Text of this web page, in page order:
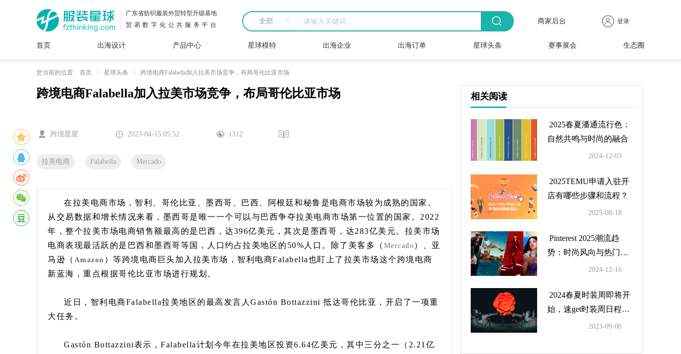
广东省纺织服装外贸转型升级基地
贸易数字化公共服务平台
商家后台 登录
首页 出海设计
面料
花型
插画
图案
服装
设计
产品中心
女装
内衣
男装
运动
服
童装
牛仔
服装
星球模特 出海企业 出海订单 星球头条
快报
电商
速递
专访
聚焦
品牌
赛事展会 生态圈
您当前的位置: 首页 星球头条 跨境电商Falabella加入拉美市场竞争，布局哥伦比亚市场
跨境电商Falabella加入拉美市场竞争，布局哥伦比亚市场
跨境星星 2023-04-15 05:52 1312
拉美电商 Falabella Mercado
在拉美电商市场，智利、哥伦比亚、墨西哥、巴西、阿根廷和秘鲁是电商市场较为成熟的国家。
从交易数据和增长情况来看，墨西哥是唯一一个可以与巴西争夺拉美电商市场第一位置的国家。2022
年，整个拉美市场电商销售额最高的是巴西，达396亿美元，其次是墨西哥，达283亿美元。拉美市场
电商表现最活跃的是巴西和墨西哥等国，人口约占拉美地区的50%人口。除了美客多（ Mercado ）、亚
马逊（ Amazon ）等跨境电商巨头加入拉美市场，智利电商Falabella也盯上了拉美市场这个跨境电商
新蓝海，重点根据哥伦比亚市场进行规划。
近日，智利电商Falabella拉美地区的最高发言人Gastón Bottazzini 抵达哥伦比亚，开启了一项重
大任务。
Gastón Bottazzini表示，Falabella计划今年在拉美地区投资6.64亿美元，其中三分之一（2.21亿
相关阅读
自然共鸣与时尚的融合
2024-12-03
店有哪些步骤和流程？
2025-08-18
势：时尚风向与热门搜
2024-12-16
始，速get时装周日程及
2023-09-06